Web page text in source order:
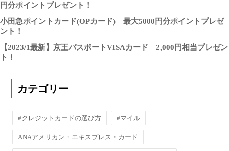
円分ポイントプレゼント！
小田急ポイントカード(OPカード) 最大5000円分ポイントプレゼ
ント！
【2023/1最新】京王パスポートVISAカード 2,000円相当プレゼン
ト！
カテゴリー
#クレジットカードの選び方 #マイル
ANAアメリカン・エキスプレス・カード